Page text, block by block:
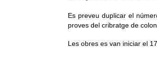
Es preveu duplicar el
proves del cribratge de colon.
Les obres es van iniciar el